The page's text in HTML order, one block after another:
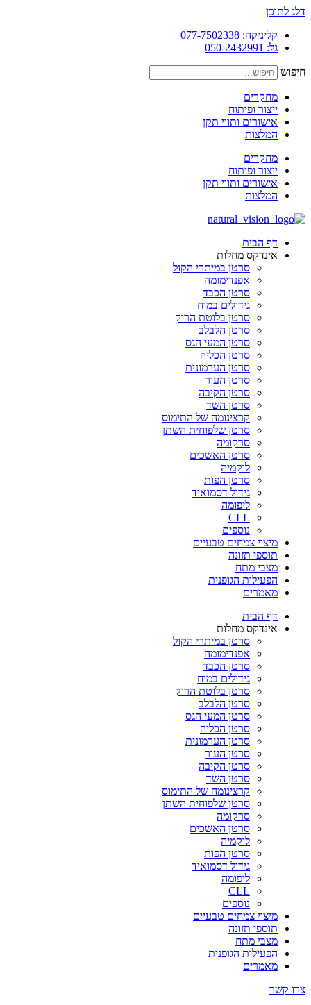
דלג לתוכן
קליניקה: 077-7502338
גל: 050-2432991
חיפוש
מחקרים
ייצור ופיתוח
אישורים ותווי תקן
המלצות
מחקרים
ייצור ופיתוח
אישורים ותווי תקן
המלצות
דף הבית
אינדקס מחלות
סרטן במיתרי הקול
אפנדימומה
סרטן הכבד
גידולים במוח
סרטן בלוטת הרוק
סרטן הלבלב
סרטן המעי הגס
סרטן הכליה
סרטן הערמונית
סרטן העור
סרטן הקיבה
סרטן השד
קרצינומה של התימוס
סרטן שלפוחית השתן
סרקומה
סרטן האשכים
לוקמיה
סרטן הפות
גידול דסמואיד
ליפומה
CLL
נוספים
מיצוי צמחים טבעיים
תוספי תזונה
מצבי מתח
הפעילות הגופנית
מאמרים
דף הבית
אינדקס מחלות
סרטן במיתרי הקול
אפנדימומה
סרטן הכבד
גידולים במוח
סרטן בלוטת הרוק
סרטן הלבלב
סרטן המעי הגס
סרטן הכליה
סרטן הערמונית
סרטן העור
סרטן הקיבה
סרטן השד
קרצינומה של התימוס
סרטן שלפוחית השתן
סרקומה
סרטן האשכים
לוקמיה
סרטן הפות
גידול דסמואיד
ליפומה
CLL
נוספים
מיצוי צמחים טבעיים
תוספי תזונה
מצבי מתח
הפעילות הגופנית
מאמרים
צרו קשר